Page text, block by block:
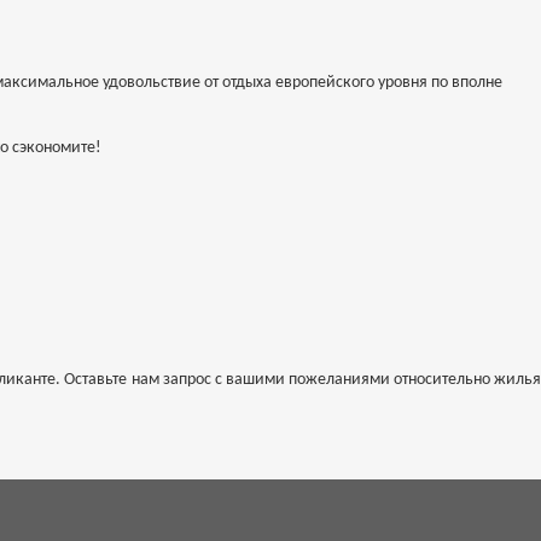
удовольствие от отдыха европейского уровня по вполне
сэкономите!
Оставьте нам запрос с вашими пожеланиями относительно жилья